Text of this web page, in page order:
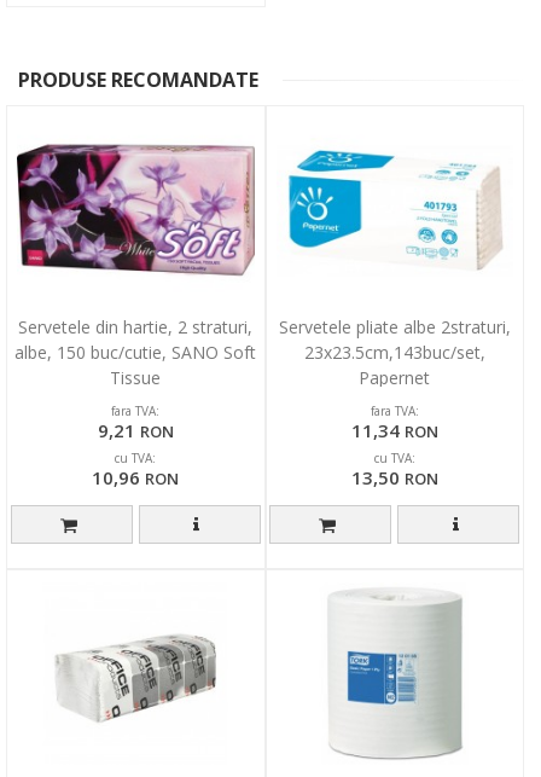
PRODUSE RECOMANDATE
Servetele din hartie, 2 straturi,
albe, 150 buc/cutie, SANO Soft
Tissue
fara TVA:
9,21 RON
cu TVA:
10,96 RON
Servetele pliate albe 2straturi,
23x23.5cm,143buc/set,
Papernet
fara TVA:
11,34 RON
cu TVA:
13,50 RON